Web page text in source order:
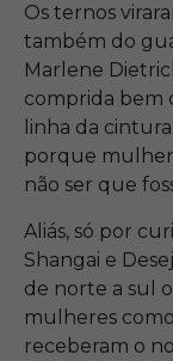
Os ternos
também do
Marlene
comprida bem
linha da
porque
não ser que
Aliás, só por
Shangai e
de norte a sul
mulheres
receberam o